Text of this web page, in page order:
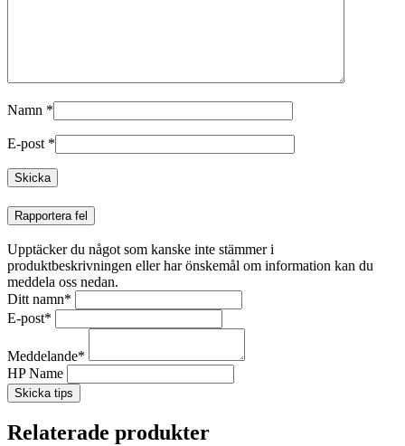
Namn *
E-post *
Rapportera fel
Upptäcker du något som kanske inte stämmer i
produktbeskrivningen eller har önskemål om information kan du
meddela oss nedan.
Ditt namn*
E-post*
Meddelande*
HP Name
Skicka tips
Relaterade produkter